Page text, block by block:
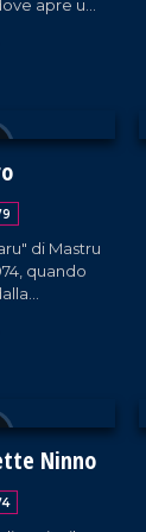
apre una
di Mastru
quando
in
Ninno